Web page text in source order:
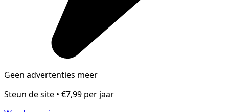
Geen advertenties meer
Steun de site • €7,99 per jaar